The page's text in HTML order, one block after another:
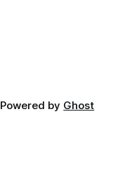
Powered by Ghost